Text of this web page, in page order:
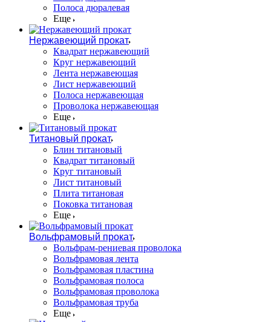
Полоса дюралевая
Еще
Нержавеющий прокат
Квадрат нержавеющий
Круг нержавеющий
Лента нержавеющая
Лист нержавеющий
Полоса нержавеющая
Проволока нержавеющая
Еще
Титановый прокат
Блин титановый
Квадрат титановый
Круг титановый
Лист титановый
Плита титановая
Поковка титановая
Еще
Вольфрамовый прокат
Вольфрам-рениевая проволока
Вольфрамовая лента
Вольфрамовая пластина
Вольфрамовая полоса
Вольфрамовая проволока
Вольфрамовая труба
Еще